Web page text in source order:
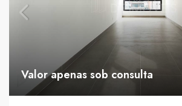
Valor apenas sob consulta